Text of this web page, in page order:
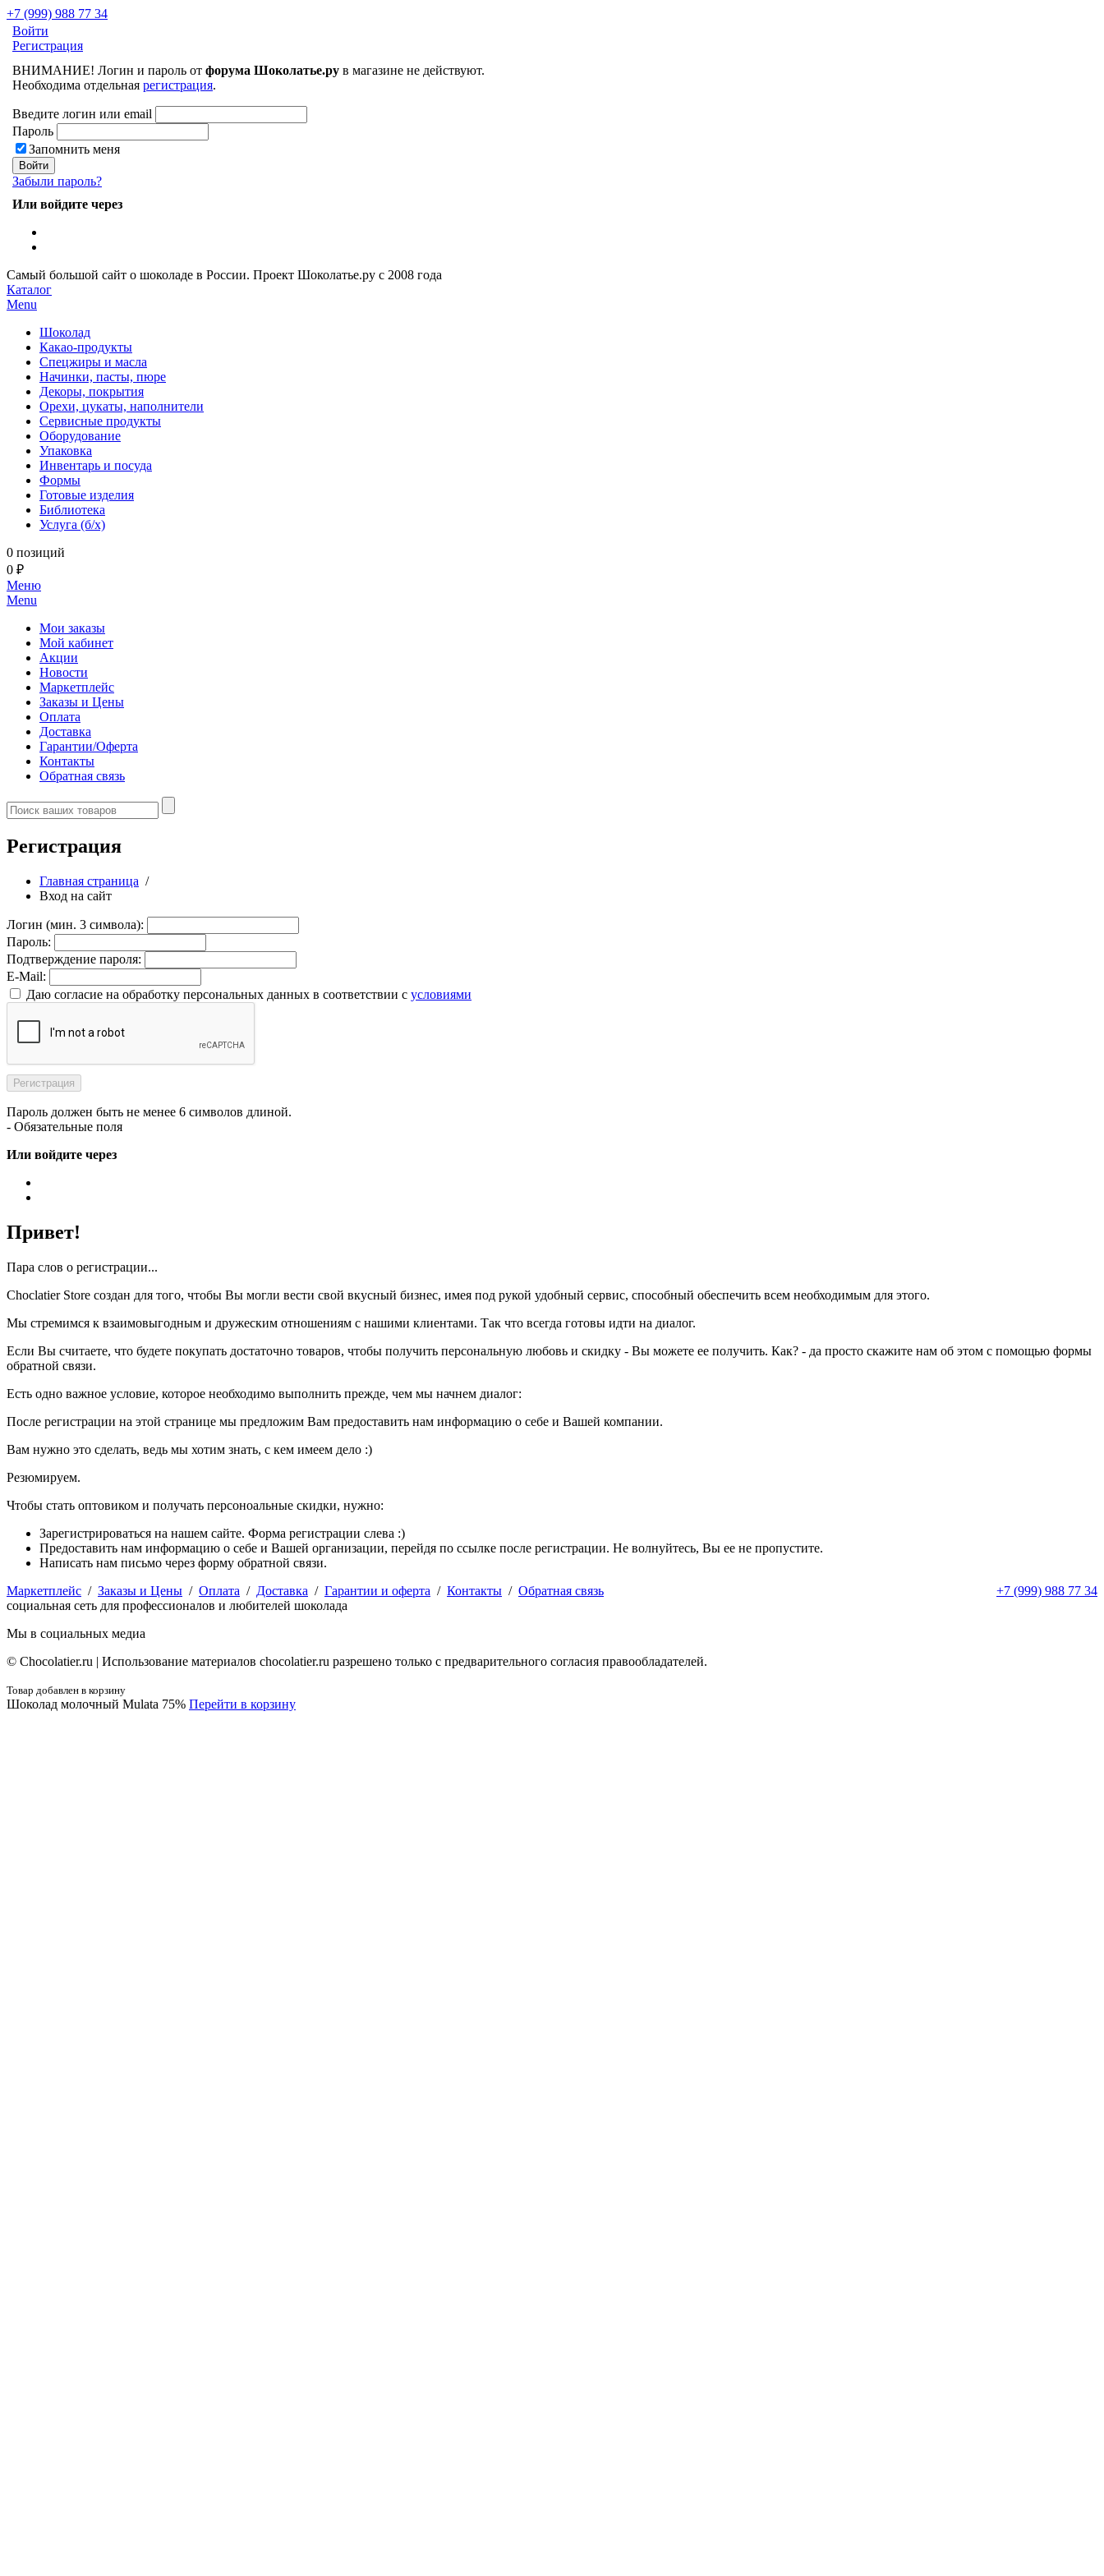
+7 (999) 988 77 34
Войти
Регистрация
ВНИМАНИЕ! Логин и пароль от форума Шоколатье.ру в магазине не действуют.
Необходима отдельная регистрация.
Введите логин или email
Пароль
Запомнить меня
Забыли пароль?
Или войдите через
Самый большой сайт о шоколаде в России. Проект Шоколатье.ру с 2008 года
Каталог
Menu
Шоколад
Какао-продукты
Спецжиры и масла
Начинки, пасты, пюре
Декоры, покрытия
Орехи, цукаты, наполнители
Сервисные продукты
Оборудование
Упаковка
Инвентарь и посуда
Формы
Готовые изделия
Библиотека
Услуга (б/х)
0 позиций
0 ₽
Меню
Menu
Мои заказы
Мой кабинет
Акции
Новости
Маркетплейс
Заказы и Цены
Оплата
Доставка
Гарантии/Оферта
Контакты
Обратная связь
Регистрация
Главная страница /
Вход на сайт
Логин (мин. 3 символа):
Пароль:
Подтверждение пароля:
E-Mail:
Даю согласие на обработку персональных данных в соответствии с условиями
Пароль должен быть не менее 6 символов длиной.
- Обязательные поля
Или войдите через
Привет!
Пара слов о регистрации...
Choclatier Store создан для того, чтобы Вы могли вести свой вкусный бизнес, имея под рукой удобный сервис, способный обеспечить всем необходимым для этого.
Мы стремимся к взаимовыгодным и дружеским отношениям с нашими клиентами. Так что всегда готовы идти на диалог.
Если Вы считаете, что будете покупать достаточно товаров, чтобы получить персональную любовь и скидку - Вы можете ее получить. Как? - да просто скажите нам об этом с помощью формы
обратной связи.
Есть одно важное условие, которое необходимо выполнить прежде, чем мы начнем диалог:
После регистрации на этой странице мы предложим Вам предоставить нам информацию о себе и Вашей компании.
Вам нужно это сделать, ведь мы хотим знать, с кем имеем дело :)
Резюмируем.
Чтобы стать оптовиком и получать персоноальные скидки, нужно:
Зарегистрироваться на нашем сайте. Форма регистрации слева :)
Предоставить нам информацию о себе и Вашей организации, перейдя по ссылке после регистрации. Не волнуйтесь, Вы ее не пропустите.
Написать нам письмо через форму обратной связи.
+7 (999) 988 77 34
Маркетплейс / Заказы и Цены / Оплата / Доставка / Гарантии и оферта / Контакты / Обратная связь
социальная сеть для профессионалов и любителей шоколада
Мы в социальных медиа
© Сhocolatier.ru | Использование материалов chocolatier.ru разрешено только с предварительного согласия правообладателей.
Товар добавлен в корзину
Шоколад молочный Mulata 75% Перейти в корзину